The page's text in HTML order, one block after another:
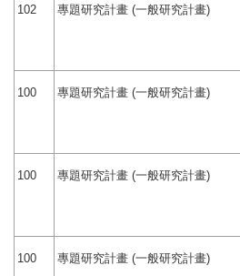
102 專題研究計畫 (一般研究計畫)
100 專題研究計畫 (一般研究計畫)
100 專題研究計畫 (一般研究計畫)
100 專題研究計畫 (一般研究計畫)